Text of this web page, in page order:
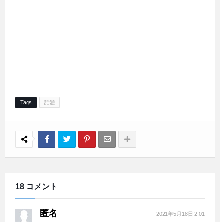
Tags 話題
18 コメント
匿名 2021年5月18日 2:01